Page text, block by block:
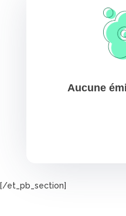
Aucune
[/et_pb_section]